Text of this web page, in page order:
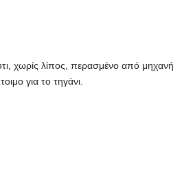
χωρίς λίπος, περασμένο από μηχανή
για το τηγάνι.